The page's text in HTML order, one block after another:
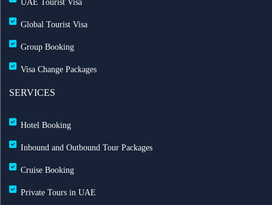
طيران الإمارات تطلق بطاقة إيميريتس آسيا باس لرحلات
متعددة
رحلات الشارقة إلى لندن مباشرة مع العربية للطيران
UAE Tourist Visa
Global Tourist Visa
Group Booking
Visa Change Packages
SERVICES
Hotel Booking
Inbound and Outbound Tour Packages
Cruise Booking
Private Tours in UAE